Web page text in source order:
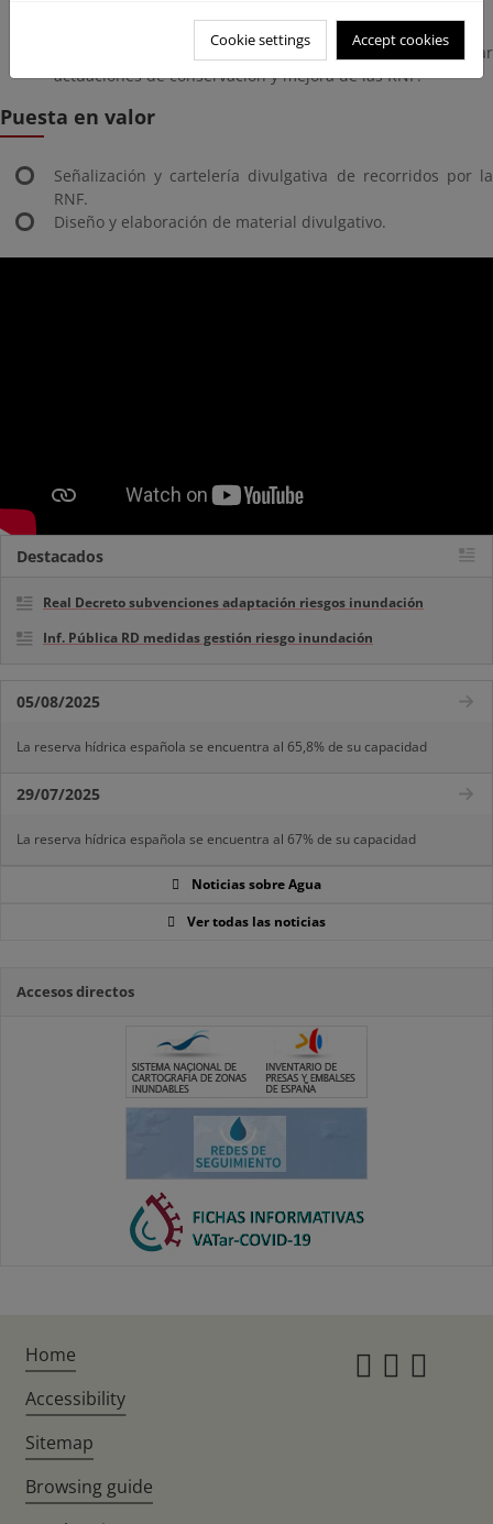
Instalación de sistemas de medición de caudales en RNF.
Redacción de proyectos y estudios para identificar
actuaciones de conservación y mejora de las RNF.
Puesta en valor
Señalización y cartelería divulgativa de recorridos por la
RNF.
Diseño y elaboración de material divulgativo.
Destacados
Real Decreto subvenciones adaptación riesgos inundación
Inf. Pública RD medidas gestión riesgo inundación
05/08/2025
La reserva hídrica española se encuentra al 65,8% de su capacidad
29/07/2025
La reserva hídrica española se encuentra al 67% de su capacidad
Noticias sobre Agua
Ver todas las noticias
Accesos directos
Cookie settings Accept cookies
Home
Accessibility
Sitemap
Browsing guide